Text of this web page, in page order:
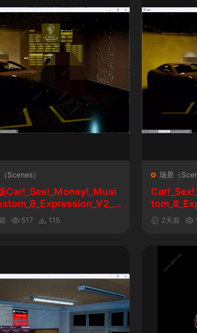
Scenes）
Car!_Sex!_Money!_Musi
！钱！音乐！自定义表情
517 115
场景（
2天前